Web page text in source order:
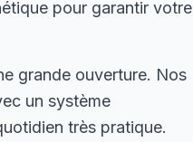
pour garantir votre
grande ouverture. Nos
un système
très pratique.